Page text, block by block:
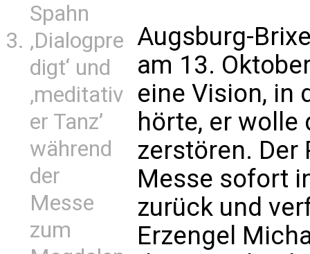
Spahn
‚Dialogpre
digt‘ und
‚meditativ
er Tanz’
während
der
Messe
zum
Augsburg-
am 13.
eine Vision, in
hörte, er wolle
zerstören. Der
Messe sofort
zurück und
Erzengel